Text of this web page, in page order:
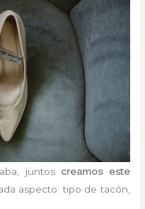
juntos creamos este
aspecto: tipo de tacón,